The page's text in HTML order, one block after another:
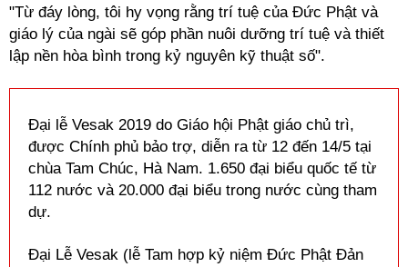
"Từ đáy lòng, tôi hy vọng rằng trí tuệ của Đức Phật và
giáo lý của ngài sẽ góp phần nuôi dưỡng trí tuệ và thiết
lập nền hòa bình trong kỷ nguyên kỹ thuật số".
Đại lễ Vesak 2019 do Giáo hội Phật giáo chủ trì,
được Chính phủ bảo trợ, diễn ra từ 12 đến 14/5 tại
chùa Tam Chúc, Hà Nam. 1.650 đại biểu quốc tế từ
112 nước và 20.000 đại biểu trong nước cùng tham
dự.
Đại Lễ Vesak (lễ Tam hợp kỷ niệm Đức Phật Đản